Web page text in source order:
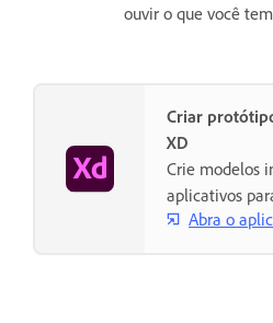
ouvir o que você
Criar
XD
Crie modelos
aplicativos
Abra o